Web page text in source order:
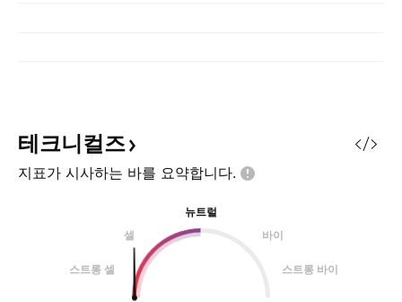
테크니컬즈
지표가 시사하는 바를 요약합니다.
뉴트럴
셀
바이
스트롱 셀 스트롱 바이